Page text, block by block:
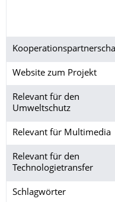
Website zum Projekt
Relevant für den
Umweltschutz
Relevant für Multimedia
Relevant für den
Technologietransfer
Schlagwörter